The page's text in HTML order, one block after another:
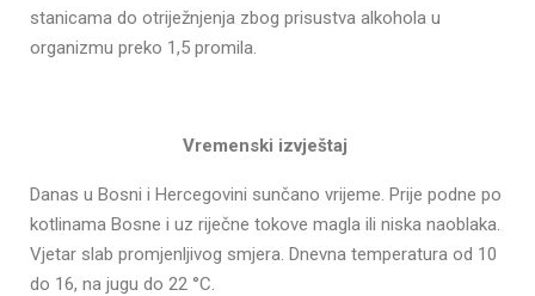
stanicama do otriježnjenja zbog prisustva alkohola u
organizmu preko 1,5 promila.
Vremenski izvještaj
Danas u Bosni i Hercegovini sunčano vrijeme. Prije podne po
kotlinama Bosne i uz riječne tokove magla ili niska naoblaka.
Vjetar slab promjenljivog smjera. Dnevna temperatura od 10
do 16, na jugu do 22 °C.